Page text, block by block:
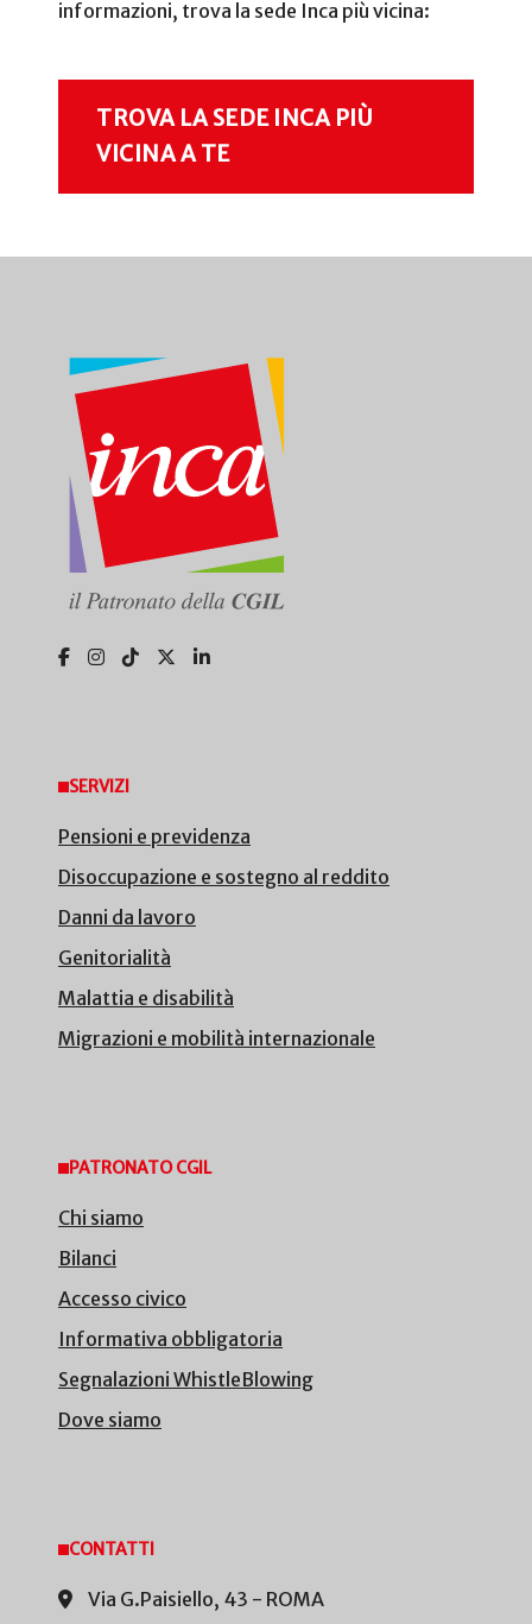
informazioni, trova la sede Inca più vicina:
TROVA LA SEDE INCA PIÙ
VICINA A TE
SERVIZI
Pensioni e previdenza
Disoccupazione e sostegno al reddito
Danni da lavoro
Genitorialità
Malattia e disabilità
Migrazioni e mobilità internazionale
PATRONATO CGIL
Chi siamo
Bilanci
Accesso civico
Informativa obbligatoria
Segnalazioni WhistleBlowing
Dove siamo
CONTATTI
Via G.Paisiello, 43 - ROMA